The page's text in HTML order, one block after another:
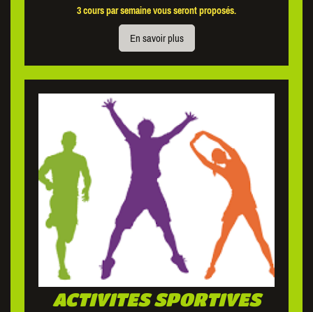
3 cours par semaine vous seront proposés.
En savoir plus
ACTIVITES SPORTIVES